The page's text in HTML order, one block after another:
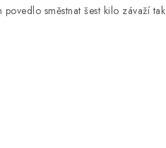
směstnat šest kilo závaží